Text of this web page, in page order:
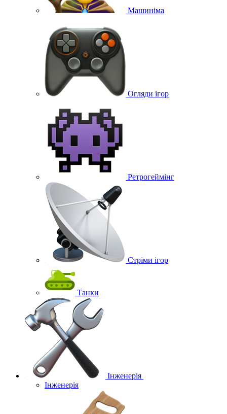
Машиніма
Огляди ігор
Ретрогеймінг
Стріми ігор
Танки
Інженерія
Інженерія